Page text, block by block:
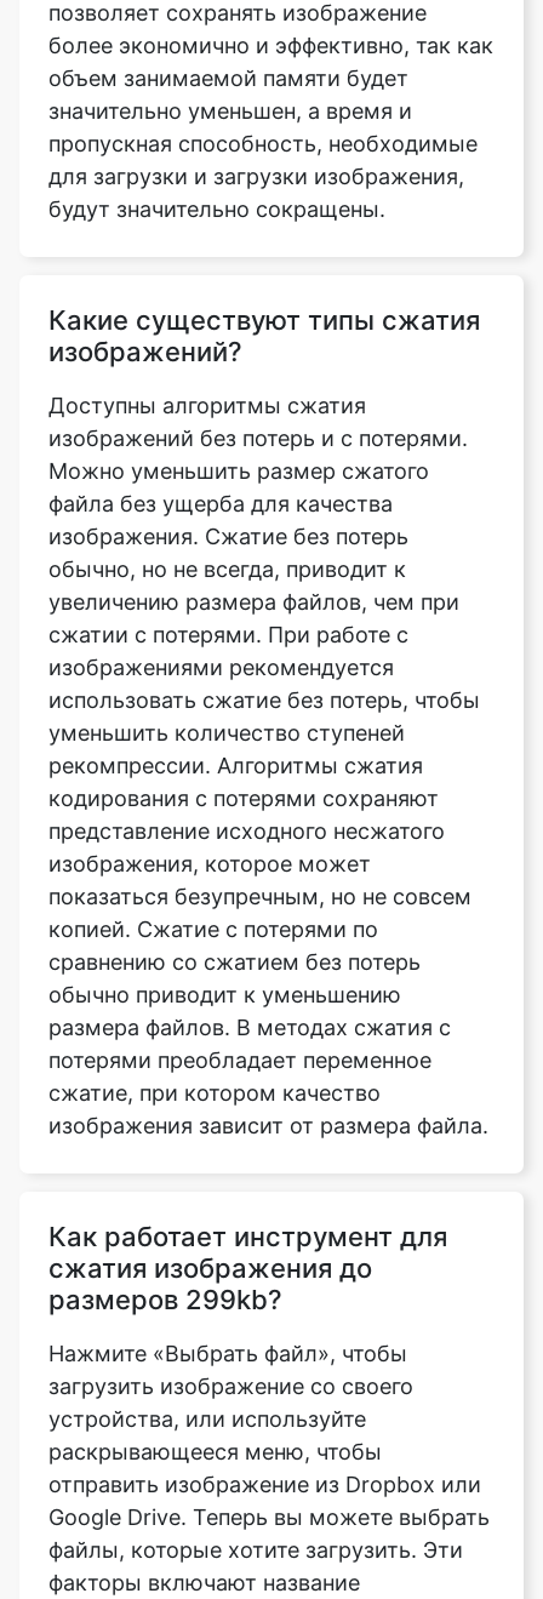
значительно уменьшен, а время и
пропускная способность, необходимые
для загрузки и загрузки изображения,
будут значительно сокращены.
Какие существуют типы сжатия
Доступны алгоритмы сжатия
изображений без потерь и с потерями.
Можно уменьшить размер сжатого
файла без ущерба для качества
изображения. Сжатие без потерь
обычно, но не всегда, приводит к
увеличению размера файлов, чем при
сжатии с потерями. При работе с
изображениями рекомендуется
использовать сжатие без потерь, чтобы
уменьшить количество ступеней
рекомпрессии. Алгоритмы сжатия
кодирования с потерями сохраняют
представление исходного несжатого
изображения, которое может
показаться безупречным, но не совсем
копией. Сжатие с потерями по
сравнению со сжатием без потерь
обычно приводит к уменьшению
размера файлов. В методах сжатия с
потерями преобладает переменное
сжатие, при котором качество
изображения зависит от размера файла.
Как работает инструмент для
Нажмите «Выбрать файл», чтобы
загрузить изображение со своего
устройства, или используйте
раскрывающееся меню, чтобы
отправить изображение из Dropbox или
Google Drive. Теперь вы можете выбрать
файлы, которые хотите загрузить. Эти
факторы включают название
изображения, его размер, тип и т. д.
после загрузки. Последний обновленный
параметр предоставляет нам время,